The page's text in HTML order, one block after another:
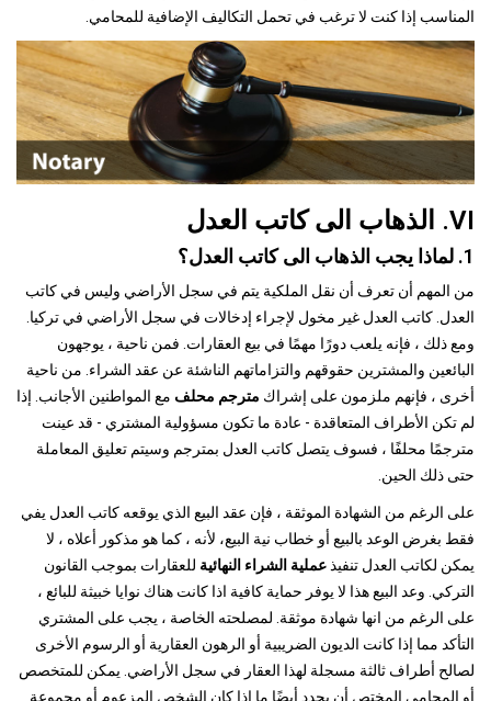
المناسب إذا كنت لا ترغب في تحمل التكاليف الإضافية للمحامي.
VI. الذهاب الى كاتب العدل
1. لماذا يجب الذهاب الى كاتب العدل؟
من المهم أن تعرف أن نقل الملكية يتم في سجل الأراضي وليس في كاتب
العدل. كاتب العدل غير مخول لإجراء إدخالات في سجل الأراضي في تركيا.
ومع ذلك ، فإنه يلعب دورًا مهمًا في بيع العقارات. فمن ناحية ، يوجهون
البائعين والمشترين حقوقهم والتزاماتهم الناشئة عن عقد الشراء. من ناحية
أخرى ، فإنهم ملزمون على إشراك مترجم محلف مع المواطنين الأجانب. إذا
لم تكن الأطراف المتعاقدة - عادة ما تكون مسؤولية المشتري - قد عينت
مترجمًا محلفًا ، فسوف يتصل كاتب العدل بمترجم وسيتم تعليق المعاملة
حتى ذلك الحين.
على الرغم من الشهادة الموثقة ، فإن عقد البيع الذي يوقعه كاتب العدل يفي
فقط بغرض الوعد بالبيع أو خطاب نية البيع، لأنه ، كما هو مذكور أعلاه ، لا
يمكن لكاتب العدل تنفيذ عملية الشراء النهائية للعقارات بموجب القانون
التركي. وعد البيع هذا لا يوفر حماية كافية اذا كانت هناك نوايا خبيثة للبائع ،
على الرغم من انها شهادة موثقة. لمصلحته الخاصة ، يجب على المشتري
التأكد مما إذا كانت الديون الضريبية أو الرهون العقارية أو الرسوم الأخرى
لصالح أطراف ثالثة مسجلة لهذا العقار في سجل الأراضي. يمكن للمتخصص
أو المحامي المختص أن يحدد أيضًا ما إذا كان الشخص المزعوم أو مجموعة